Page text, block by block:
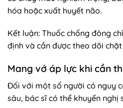
hóa hoặc xuất huyết não.
Kết luận: Thuốc chống đông
định và cần được theo dõi
Mang vớ áp lực khi cần
Đối với một số người có nguy
sâu, bác sĩ có thể khuyến nghị